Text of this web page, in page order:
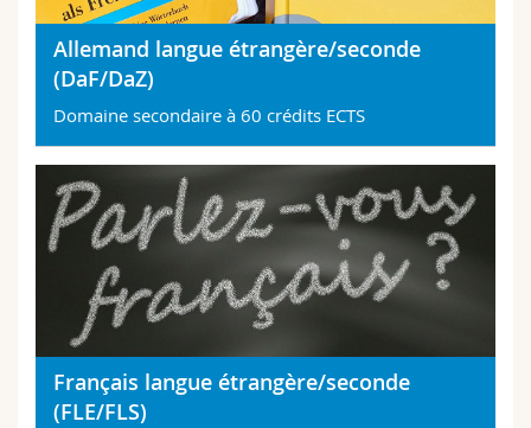
Sciences et médecine
Interfacultaire
Collaborateurs
Doctorants
Webmail
Programme des cours
MyUnifr
Allemand langue étrangère/seconde
(DaF/DaZ)
Domaine secondaire à 60 crédits ECTS
Français langue étrangère/seconde
(FLE/FLS)